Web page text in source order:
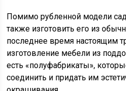
Помимо рубленной модели
также изготовить его из
последнее время настоящим
изготовление мебели из
есть «полуфабрикаты»,
соединить и придать им